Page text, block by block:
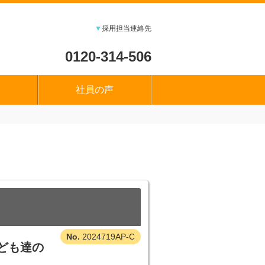
▼採用担当連絡先
0120-314-506
社員の声
2024719AP-C
も達の